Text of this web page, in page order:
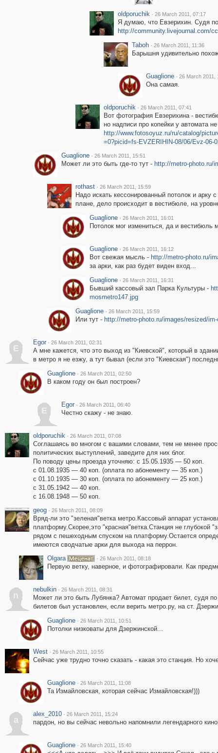
oldporuchik · 26 March 2011, 07:17
Я думаю, что Евзерихин. Судя
http://community.livejournal.com/
Taboh · 26 March 2011, 11:36
Барышня удивительно
Guaglione · 26 March 2011,
Она самая.
oldporuchik · 26 March 2011, 07:41
Вот фотография Евзерихина -
но надписи про копейки у автомата
http://www.fotosoyuz.ru/ru/catalog/
=0?picid=fs-EVZERIHIN-08/06/Evz-06-
Guaglione · 26 March 2011, 15:51
Может ли это быть где-то тут - http://metro-photo.ru/
rothast · 26 March 2011, 15:59
Надо искать кессонированный потолок и
плане, дело происходит в вестибюле, на
Guaglione · 26 March 2011, 16:01
Потолок мог измениться, да и вестибюль
Guaglione · 26 March 2011, 16:12
Вот свежая мысль - http://metro-photo.ru/
за арки, как раз будет виден вход...
Guaglione · 26 March 2011, 16:31
Бывший кассовый зал Парка Культуры -
mosmetro147.jpg
Guaglione · 26 March 2011, 15:59
Или тут - http://metro-photo.ru/images/resized/
E
Egor · 26 March 2011, 02:31
А мне кажется, что это выход из "Киевской", который в
в метро я не езжу, а тут бывал (если это "Киевская")
Guaglione · 26 March 2011, 02:50
В каком году он был построен?
E
Egor · 26 March 2011, 06:40
Честно скажу - не знаю.
oldporuchik · 26 March 2011, 07:08
Соглашаясь во многом с вашими словами, тем не менее
политических выступлений, заведите для них блог.
По поводу цены проезда уточняю: с 15.05.1935 — 50 коп.
с 01.08.1935 — 40 коп. (оплата по абонементу — 35 коп.)
с 01.10.1935 — 30 коп. (оплата по абонементу — 25 коп.)
с 31.05.1942 — 40 коп.
с 16.08.1948 — 50 коп.
geog · 26 March 2011, 08:09
Вряд-ли это "зеленая"ветка метро.Кассовый аппарат
платформу.Скорее,это "красная"ветка.Станция не глубокой
рядом с пешеходным спуском на платформу.Остается
имеются сводчатые арки для выхода на перрон.
Olgara
· 26 March 2011, 08:18
Первую ветку, наверное, и фотографировали. Как
n
nebulkin · 26 March 2011, 08:31
Может ли это быть Лубянка? Автомат продает билет, судя
билетов был установлен, если верить метро.ру, на ст.
Guaglione · 26 March 2011, 10:51
Потолки низковаты для Дзержинской...
West · 26 March 2011, 10:55
Сейчас уже трудно точно сказать - какая это станция. Но
Guaglione · 26 March 2011, 11:08
Та Измайловская, которая сейчас Измайловская!)))
a
alex_2010 · 26 March 2011, 15:24
пардон, но вы сейчас невольно напомнили легендарного
Guaglione · 26 March 2011, 15:40